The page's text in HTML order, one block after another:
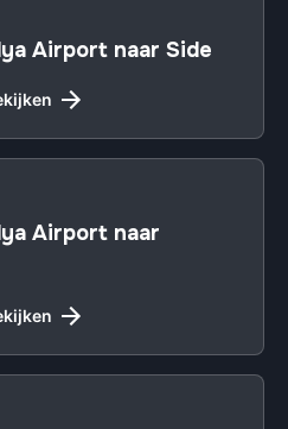
Airport naar Side
Airport naar